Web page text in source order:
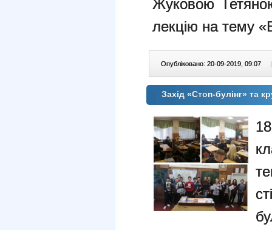
Жуковою
лекцію на тему
Опубліковано: 20-09-2019, 09:07 |
Захід «Стоп-булінг» та